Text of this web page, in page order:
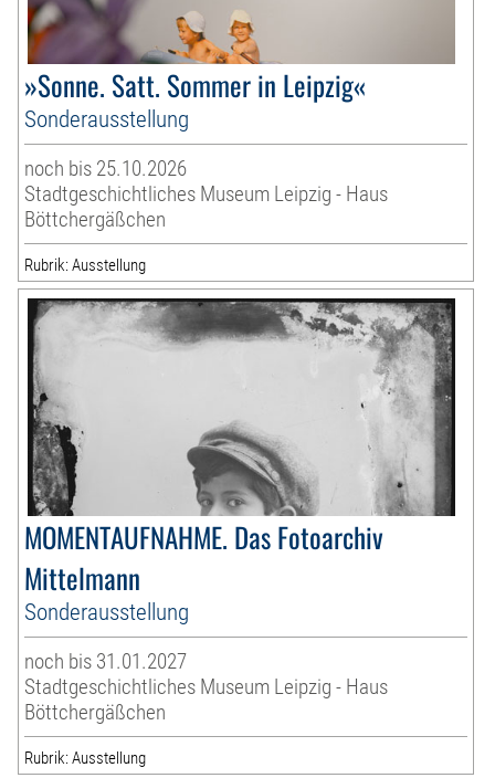
»Sonne. Satt. Sommer in Leipzig«
Sonderausstellung
noch bis 25.10.2026
Stadtgeschichtliches Museum Leipzig - Haus
Böttchergäßchen
Rubrik: Ausstellung
MOMENTAUFNAHME. Das Fotoarchiv
Mittelmann
Sonderausstellung
noch bis 31.01.2027
Stadtgeschichtliches Museum Leipzig - Haus
Böttchergäßchen
Rubrik: Ausstellung